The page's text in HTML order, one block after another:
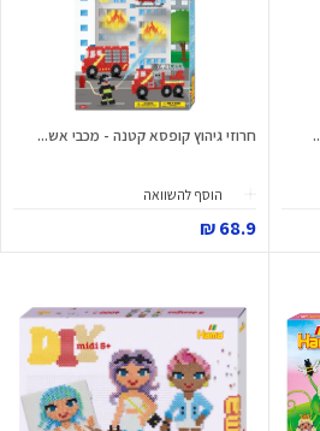
חרוזי גיהוץ קופסא קטנה - מכבי אש...
הוסף להשוואה
68.9 ₪